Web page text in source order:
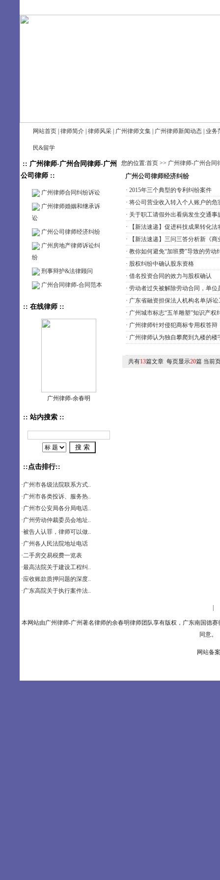
网站首页 律师简介 律师风采 广州律师文集 广州律师新闻动态 业务
民&留学
:: 广州律师-广州合同律师-广州
公司律师 ::
广州律师合同纠纷诉讼
广州律师婚姻和继承诉
讼
广州公司律师经济纠纷
广州房地产律师诉讼纠
纷
刑事辩护&法律顾问
广州合同律师-合同范本
:: 在线律师 ::
广州律师-余春明
:: 站内搜索 ::
::点击排行::
·广州市各级法院联系方式..
·广州市各类投诉、服务热..
·广州市公安局各分局电话..
·广州劳动仲裁委员会地址..
·被告人认罪，律师可以做..
·广州各人民法院地址电话
·二手房交易税费一览表
·最高法院关于建设工程纠..
·应收账款质押问题的深度..
·广东高院关于执行案件法..
您的位置:首页 >> 广州律师-广州合同
广州公司律师经济纠纷
· 2015年三个典型的专利纠纷案件
· 将公司营业收入转入个人账户的危
· 关于职工请假外出看病发生交通事
·
【新法速递】促进科技成果转化法
·
【新法速递】三问三答分析新《
· 教你如何避免“加班费”导致的劳动
· 股权纠纷中确认股东资格
· 借名投资合同的效力与股权确认
· 劳动者过失被解除劳动合同，单位
· 广东省融资担保法人机构名单|诉讼
· 广州城市标志“五羊雕塑”知识产权
· 广州律师针对侵犯商标专用权答辩
· 广州律师认为独自攀爬到九楼的楼
共有13篇文章 每页显示20篇 当前
本网站由广州律师-广州著名律师的余春明律师团队享有版权，广东南国德
同意。
网站备